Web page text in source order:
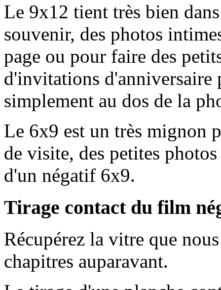
Le 9x12 tient très bien
souvenir, des photos
page ou pour faire des
d'invitations d'anniversaire
simplement au dos de la
Le 6x9 est un très mignon
de visite, des petites
d'un négatif 6x9.
Tirage contact du film
Récupérez la vitre que
chapitres auparavant.